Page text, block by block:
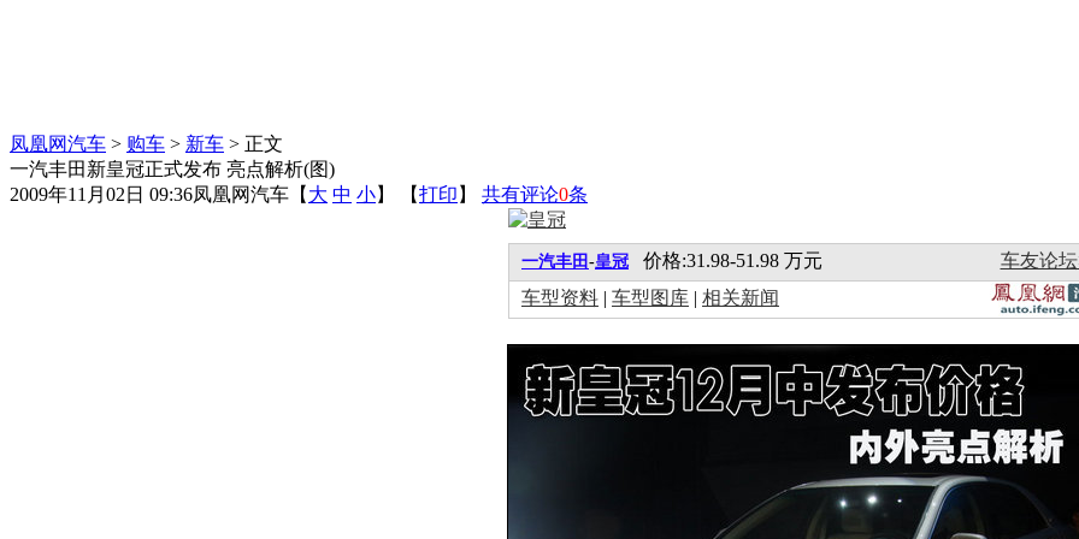
凤凰网汽车 > 购车 > 新车 > 正文
一汽丰田新皇冠正式发布 亮点解析(图)
2009年11月02日 09:36凤凰网汽车 【 大 中 小】 【打印 】 共有评论0条
一汽丰田 -皇冠 价格:31.98-51.98 万元
车友论
车型资料 | 车型图库 | 相关新闻